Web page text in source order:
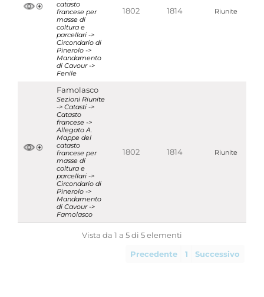
catasto
francese per
masse di
coltura e
parcellari ->
Circondario di
Pinerolo ->
Mandamento
di Cavour ->
Fenile
1802 1814 Riunite
Famolasco
Sezioni Riunite
-> Catasti ->
Catasto
francese ->
Allegato A.
Mappe del
catasto
francese per
masse di
coltura e
parcellari ->
Circondario di
Pinerolo ->
Mandamento
di Cavour ->
Famolasco
1802 1814 Riunite
Vista da 1 a 5 di 5 elementi
Precedente 1 Successivo